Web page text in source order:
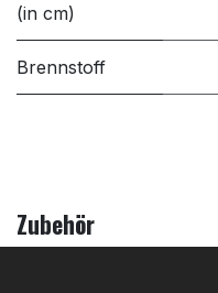
(in cm)
Brennstoff
Zubehör